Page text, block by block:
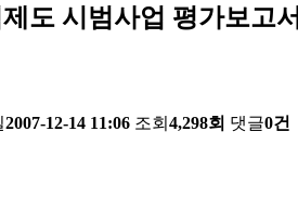
도 시범사업 평가보고서
2007-12-14 11:06 조회 4,298회 댓글0건